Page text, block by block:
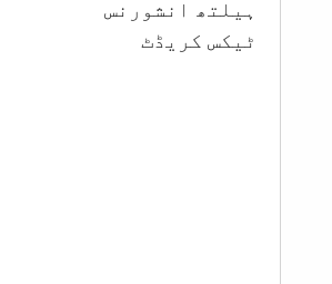
‏ہیلتھ انشورنس
ٹیکس کریڈٹ